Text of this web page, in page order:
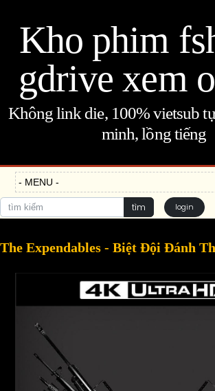
Kho phim
gdrive xem
Không link die, 100% vietsub
minh, lồng tiếng
tìm login
The Expendables - Biệt Đội Đánh